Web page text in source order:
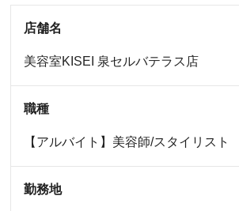
店舗名
美容室KISEI 泉セルバテラス店
職種
【アルバイト】美容師/スタイリスト
勤務地